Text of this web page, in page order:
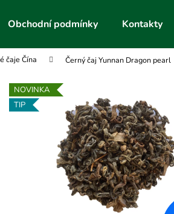
Obchodní podmínky Kontakty
čaje Čína Černý čaj Yunnan Dragon pearl
NOVINKA
TIP
Co potřebujete najít?
HLEDAT
Doporučujeme